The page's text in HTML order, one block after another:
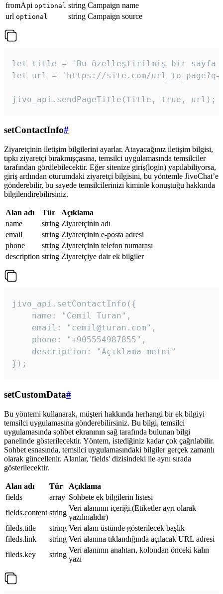
fromApi optional string Campaign name
url optional string Campaign source
let title = 'Bu özelleştirilmiş bir sayfa
let url = 'https://site.com/
jivo_api.sendPageTitle(title, true, url);
setContactInfo#
Ziyaretçinin iletişim bilgilerini ayarlar. Atayacağınız iletişim bilgisi,
tıpkı ziyaretçi bırakmışçasına, temsilci uygulamasında temsilciler
tarafından görülebilecektir. Eğer sitenize giriş(login) yapılabiliyorsa,
giriş ardından oturumdaki ziyaretçi bilgisini, bu yöntemle JivoChat’e
gönderebilir, bu sayede temsilcilerinizi kiminle konuştuğu hakkında
bilgilendirebilirsiniz.
Alan adı Tür
Açıklama
name
string Ziyaretçinin adı
email
string Ziyaretçinin e-posta adresi
phone
string Ziyaretçinin telefon numarası
description string Ziyaretçiye dair ek bilgiler
jivo_api.setContactInfo({
    name: "Cemil Turan",
    email: "cemil@turan.com",
    phone: "+905554987855",
    description: "Açıklama metni"
});
setCustomData#
Bu yöntemi kullanarak, müşteri hakkında herhangi bir ek bilgiyi
temsilci uygulamasına gönderebilirsiniz. Bu bilgi, temsilci
uygulamasında sohbet ekranının sağ tarafında bulunan bilgi
panelinde gösterilecektir. Yöntem, istediğiniz kadar çok çağrılabilir.
Sohbet esnasında, temsilci uygulamasındaki bilgiler gerçek zamanlı
olarak güncellenir. Alanlar, 'fields' dizisindeki ile aynı sırada
gösterilecektir.
Alan adı Tür
Açıklama
fields
array Sohbete ek bilgilerin listesi
fields.content string
Veri alanının içeriği.(Etiketler ayrı olarak
yazılmalıdır)
fileds.title
string Veri alanı üstünde gösterilecek başlık
fileds.link
string Veri alanına tıklandığında açılacak URL adresi
fileds.key
string
Veri alanının anahtarı, kolondan önceki kalın
yazı